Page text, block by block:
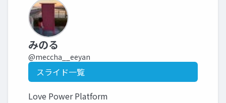
みのる
@meccha__eeyan
スライド一覧
Love Power Platform